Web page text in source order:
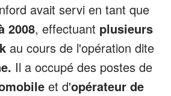
avait servi en tant que
2008, effectuant plusieurs
au cours de l'opération dite
Il a occupé des postes de
et d'opérateur de